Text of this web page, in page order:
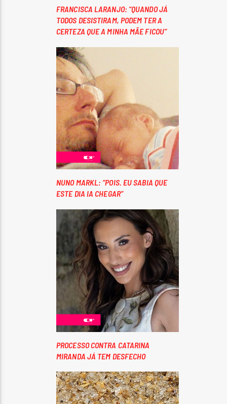
FRANCISCA LARANJO: “QUANDO JÁ
TODOS DESISTIRAM, PODEM TER A
CERTEZA QUE A MINHA MÃE FICOU”
NUNO MARKL: “POIS. EU SABIA QUE
ESTE DIA IA CHEGAR”
PROCESSO CONTRA CATARINA
MIRANDA JÁ TEM DESFECHO